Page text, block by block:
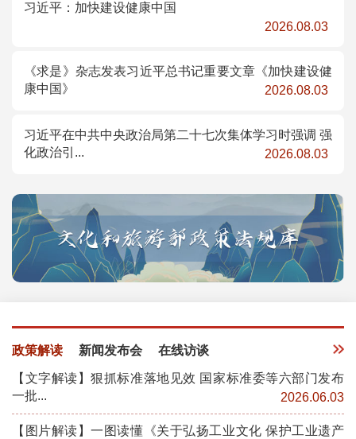
习近平：加快建设健康中国
2026.08.03
《求是》杂志发表习近平总书记重要文章《加快建设健
康中国》
2026.08.03
习近平在中共中央政治局第二十七次集体学习时强调 强
化政治引...
2026.08.03
政策解读 新闻发布会 在线访谈
【文字解读】狠抓标准落地见效 国家标准委等六部门发布
一批...
2026.06.03
【图片解读】一图读懂《关于弘扬工业文化 保护工业遗产